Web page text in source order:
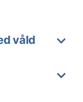
våld